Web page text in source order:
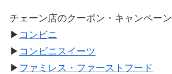
チェーン店のクーポン・キャンペーン
▶ コンビニ
▶ コンビニスイーツ
▶ ファミレス・ファーストフード